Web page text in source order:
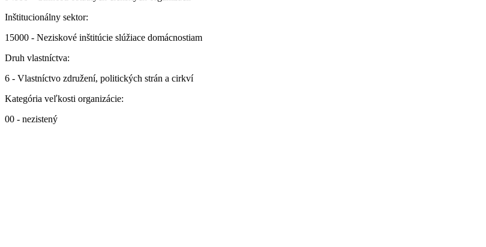
Inštitucionálny sektor:
15000 - Neziskové inštitúcie slúžiace domácnostiam
Druh vlastníctva:
6 - Vlastníctvo združení, politických strán a cirkví
Kategória veľkosti organizácie:
00 - nezistený